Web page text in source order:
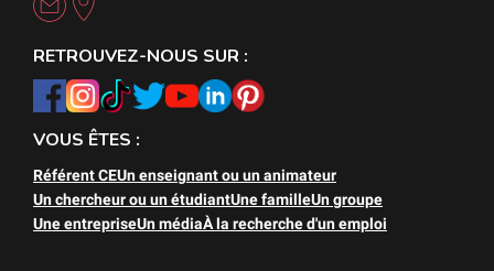
RETROUVEZ-NOUS SUR :
VOUS ÊTES :
Référent CEUn enseignant ou un animateur
Un chercheur ou un étudiantUne familleUn groupe
Une entrepriseUn médiaÀ la recherche d'un emploi